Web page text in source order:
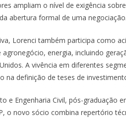
ampliam o nível de exigência
abertura formal de uma negociação.
Lorenci também participa como
energia, incluindo
A vivência em diferentes
na definição de teses de
e Engenharia Civil, pós-graduação
o novo sócio combina repertório